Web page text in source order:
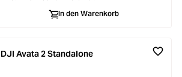
In den Warenkorb
DJI Avata 2 Standalone